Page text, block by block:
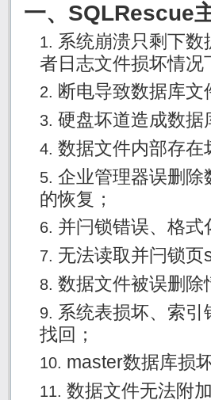
一、SQLRescue
系统崩溃只剩下
者日志文件损坏情况
断电导致数据库
硬盘坏道造成数据
数据文件内部存在
企业管理器误删除
的恢复；
并闩锁错误、格
无法读取并闩锁
数据文件被误删除
系统表损坏、索
找回；
master数据库损
数据文件无法附